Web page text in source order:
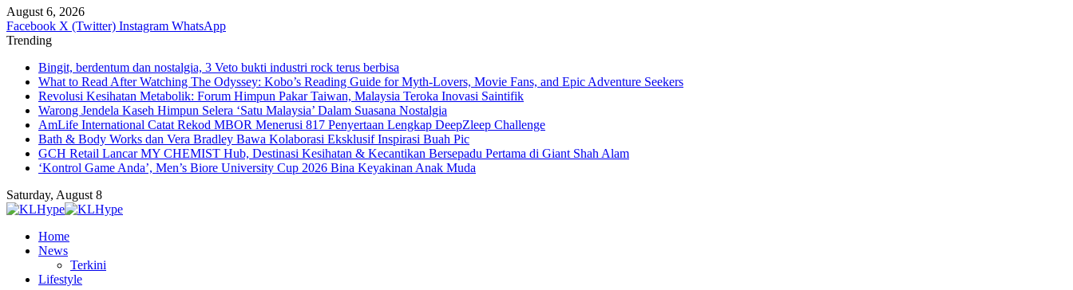
August 6, 2026
Facebook X (Twitter) Instagram WhatsApp
Trending
Bingit, berdentum dan nostalgia, 3 Veto bukti industri rock terus berbisa
What to Read After Watching The Odyssey: Kobo’s Reading Guide for Myth-Lovers, Movie Fans, and Epic Adventure Seekers
Revolusi Kesihatan Metabolik: Forum Himpun Pakar Taiwan, Malaysia Teroka Inovasi Saintifik
Warong Jendela Kaseh Himpun Selera ‘Satu Malaysia’ Dalam Suasana Nostalgia
AmLife International Catat Rekod MBOR Menerusi 817 Penyertaan Lengkap DeepZleep Challenge
Bath & Body Works dan Vera Bradley Bawa Kolaborasi Eksklusif Inspirasi Buah Pic
GCH Retail Lancar MY CHEMIST Hub, Destinasi Kesihatan & Kecantikan Bersepadu Pertama di Giant Shah Alam
‘Kontrol Game Anda’, Men’s Biore University Cup 2026 Bina Keyakinan Anak Muda
Saturday, August 8
Home
News
Terkini
Lifestyle